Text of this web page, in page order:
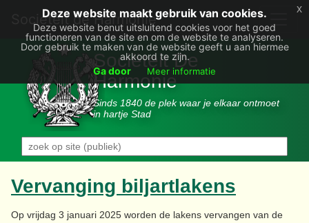
Deze website maakt gebruik van cookies.
Deze website benut uitsluitend cookies voor het goed
functioneren van de site en om de website te analyseren.
Door gebruik te maken van de website geeft u aan hiermee
akkoord te zijn.
Ga door
Meer informatie
x
Societëit de Harmonie
Sociëteit De
Harmonie
Sinds 1840 de plek waar je elkaar ontmoet
in hartje Stad
Vervanging biljartlakens
Op vrijdag 3 januari 2025 worden de lakens vervangen van de